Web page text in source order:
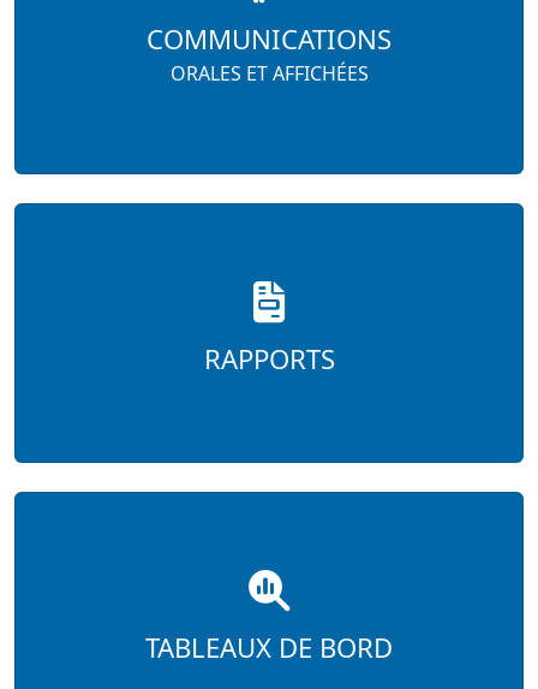
COMMUNICATIONS
ORALES ET AFFICHÉES
RAPPORTS
TABLEAUX DE BORD